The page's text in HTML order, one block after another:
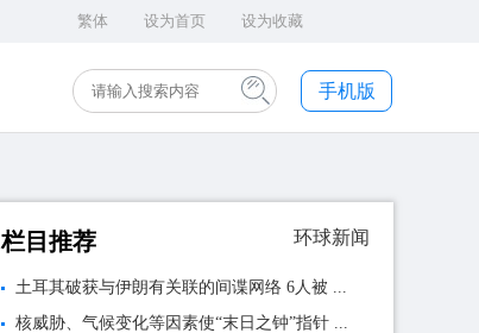
繁体 设为首页 设为收藏
手机版
栏目推荐 环球新闻
土耳其破获与伊朗有关联的间谍网络 6人被 ...
核威胁、气候变化等因素使“末日之钟”指针 ...